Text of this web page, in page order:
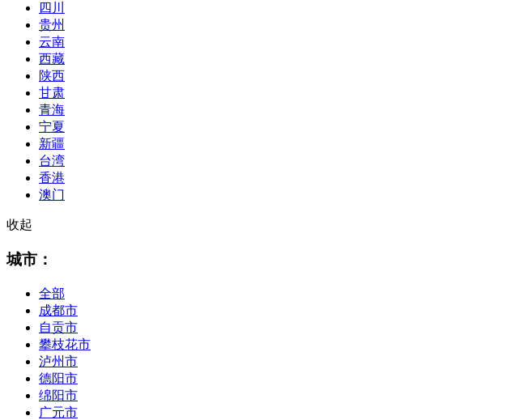
四川
贵州
云南
西藏
陕西
甘肃
青海
宁夏
新疆
台湾
香港
澳门
收起
城市：
全部
成都市
自贡市
攀枝花市
泸州市
德阳市
绵阳市
广元市